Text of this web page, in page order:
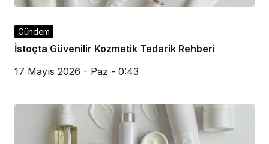
Gündem
İstoçta Güvenilir Kozmetik Tedarik Rehberi
17 Mayıs 2026 - Paz - 0:43